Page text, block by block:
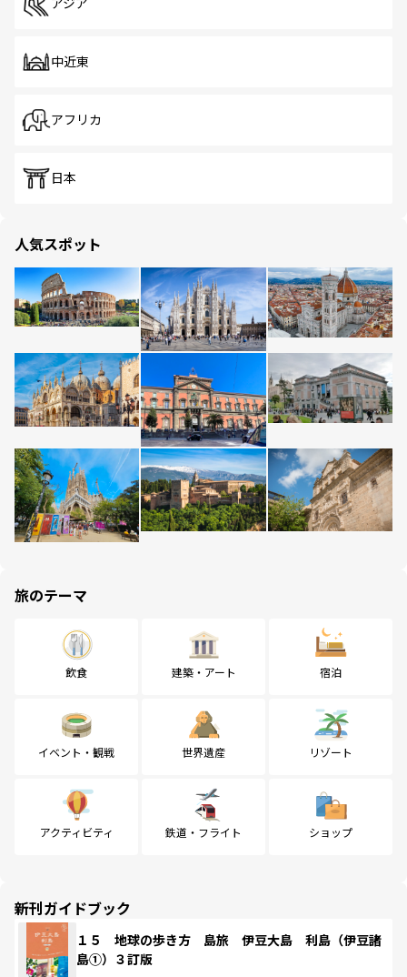
アジア
中近東
アフリカ
日本
人気スポット
旅のテーマ
飲食 建築・アート 宿泊
イベント・観戦 世界遺産 リゾート
アクティビティ 鉄道・フライト ショップ
新刊ガイドブック
１５ 地球の歩き方 島旅 伊豆大島 利島（伊豆諸
島①）３訂版